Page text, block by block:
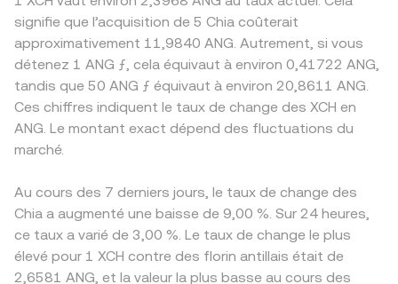
signifie que l’acquisition de 5 Chia coûterait
approximativement 11,9840 ANG. Autrement, si vous
détenez 1 ANG ƒ, cela équivaut à environ 0,41722 ANG,
tandis que 50 ANG ƒ équivaut à environ 20,8611 ANG.
Ces chiffres indiquent le taux de change des XCH en
ANG. Le montant exact dépend des fluctuations du
marché.
Au cours des 7 derniers jours, le taux de change des
Chia a augmenté une baisse de 9,00 %. Sur 24 heures,
ce taux a varié de 3,00 %. Le taux de change le plus
élevé pour 1 XCH contre des florin antillais était de
2,6581 ANG, et la valeur la plus basse au cours des